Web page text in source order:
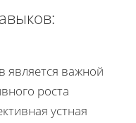
является важной
роста
устная